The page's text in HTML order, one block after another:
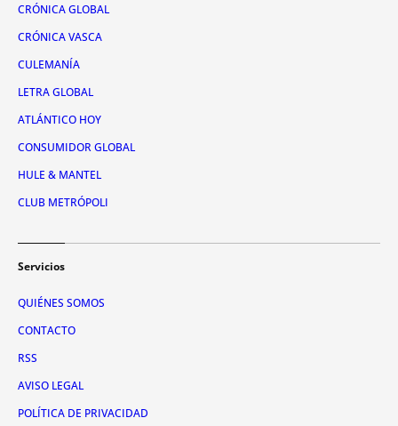
CRÓNICA GLOBAL
CRÓNICA VASCA
CULEMANÍA
LETRA GLOBAL
ATLÁNTICO HOY
CONSUMIDOR GLOBAL
HULE & MANTEL
CLUB METRÓPOLI
Servicios
QUIÉNES SOMOS
CONTACTO
RSS
AVISO LEGAL
POLÍTICA DE PRIVACIDAD